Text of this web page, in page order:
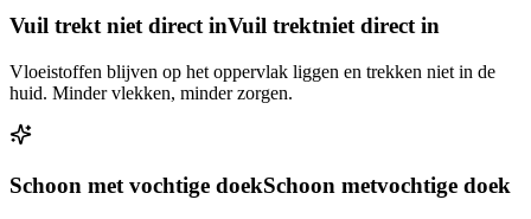
Vuil trekt niet direct inVuil trektniet direct in
Vloeistoffen blijven op het oppervlak liggen en trekken niet in de
huid. Minder vlekken, minder zorgen.
Schoon met vochtige doekSchoon metvochtige doek